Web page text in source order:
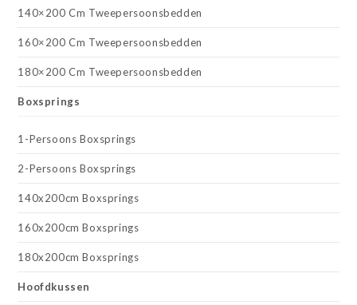
140×200 Cm Tweepersoonsbedden
160×200 Cm Tweepersoonsbedden
180×200 Cm Tweepersoonsbedden
Boxsprings
1-Persoons Boxsprings
2-Persoons Boxsprings
140x200cm Boxsprings
160x200cm Boxsprings
180x200cm Boxsprings
Hoofdkussen